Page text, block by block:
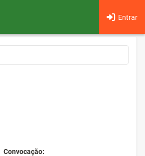
Entrar
Convocação: